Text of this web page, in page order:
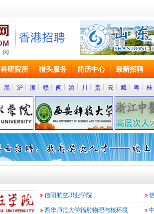
科研院所 猎头服务 简历中心 最新招聘
黑 沪 浙 赣 闽 渝 川 贵 云 藏 粤 桂
信阳航空职业学院
西华师范大学辐射物理与核环境